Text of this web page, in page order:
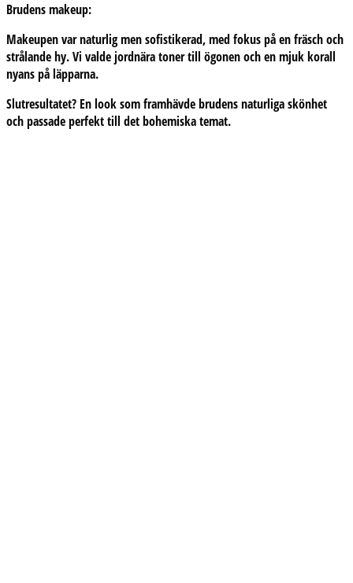
Brudens makeup:
Makeupen var naturlig men sofistikerad, med fokus på en fräsch och
strålande hy. Vi valde jordnära toner till ögonen och en mjuk korall
nyans på läpparna.
Slutresultatet? En look som framhävde brudens naturliga skönhet
och passade perfekt till det bohemiska temat.